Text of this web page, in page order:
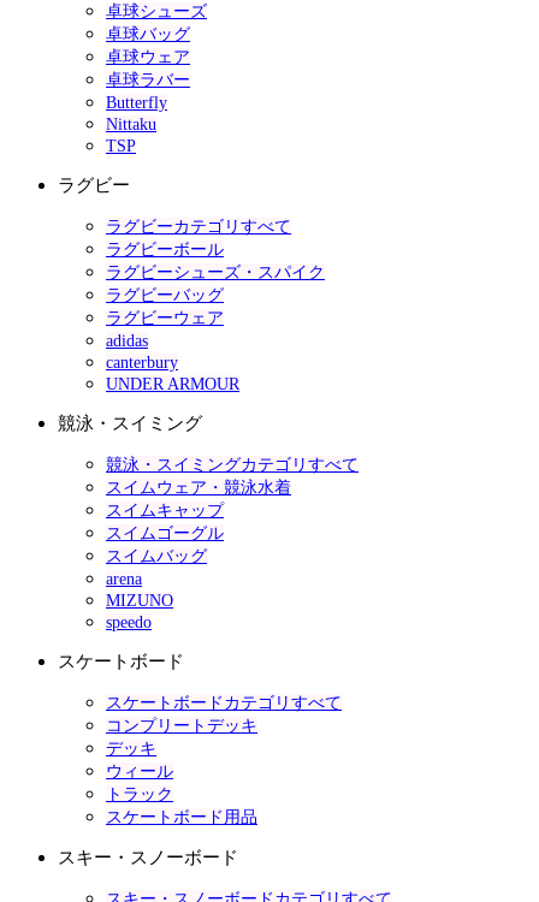
卓球シューズ
卓球バッグ
卓球ウェア
卓球ラバー
Butterfly
Nittaku
TSP
ラグビー
ラグビーカテゴリすべて
ラグビーボール
ラグビーシューズ・スパイク
ラグビーバッグ
ラグビーウェア
adidas
canterbury
UNDER ARMOUR
競泳・スイミング
競泳・スイミングカテゴリすべて
スイムウェア・競泳水着
スイムキャップ
スイムゴーグル
スイムバッグ
arena
MIZUNO
speedo
スケートボード
スケートボードカテゴリすべて
コンプリートデッキ
デッキ
ウィール
トラック
スケートボード用品
スキー・スノーボード